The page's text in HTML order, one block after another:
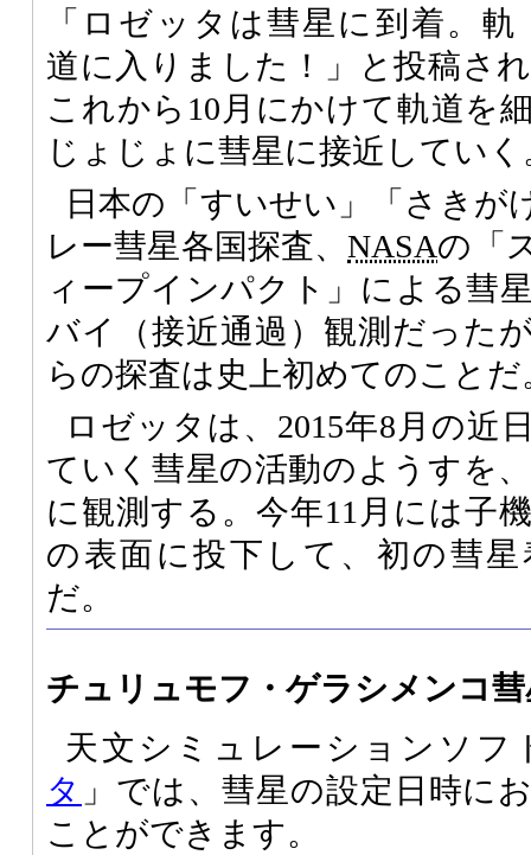
「ロゼッタは彗星に到着。軌
道に入りました！」と投稿さ
これから10月にかけて軌道を
じょじょに彗星に接近していく
日本の「すいせい」「さきが
レー彗星各国探査、NASAの「
ィープインパクト」による彗
バイ（接近通過）観測だった
らの探査は史上初めてのことだ
ロゼッタは、2015年8月の近
ていく彗星の活動のようすを
に観測する。今年11月には子
の表面に投下して、初の彗
だ。
チュリュモフ・ゲラシメンコ
天文シミュレーションソフ
タ 」では、彗星の設定日時に
ことができます。